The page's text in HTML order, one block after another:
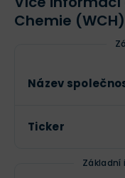
Chemie (WCH)
Název
Ticker